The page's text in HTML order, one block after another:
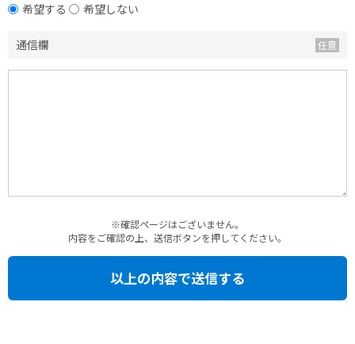
希望する 希望しない
通信欄
※確認ページはございません。
内容をご確認の上、送信ボタンを押してください。
以上の内容で送信する